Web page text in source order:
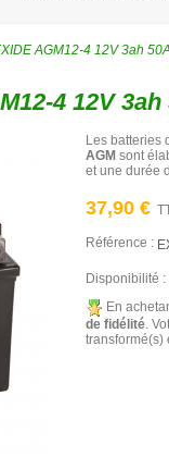
AGM12-4 12V 3ah
4 12V 3ah
Les batteries
AGM sont
et une durée
37,90 €
Référence :
Disponibilité :
En
de fidélité.